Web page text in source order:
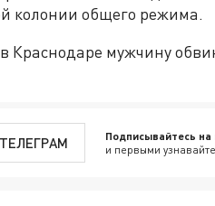
колонии общего режима.
Краснодаре мужчину
ТЕЛЕГРАМ Подписывайтесь
и первыми